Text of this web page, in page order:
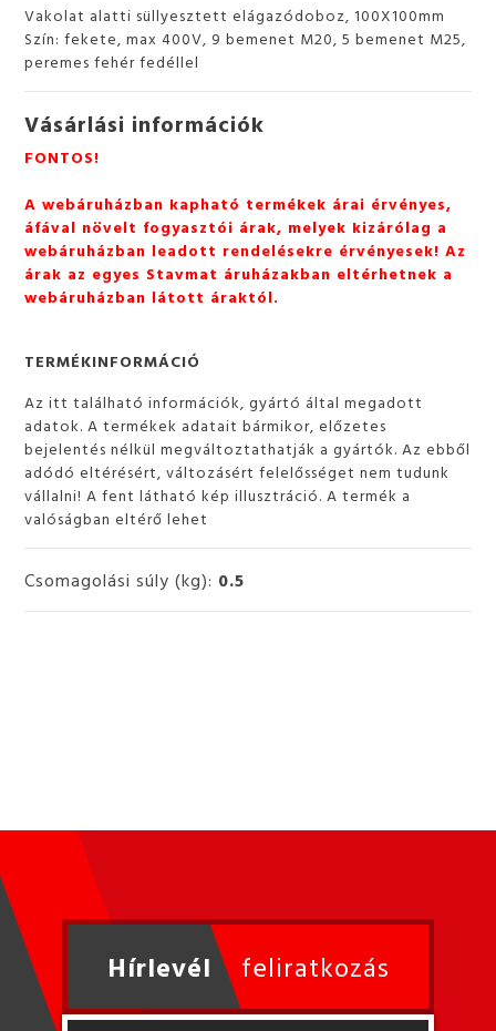
Vakolat alatti süllyesztett elágazódoboz, 100X100mm
Szín: fekete, max 400V, 9 bemenet M20, 5 bemenet M25,
peremes fehér fedéllel
Vásárlási információk
FONTOS!
A webáruházban kapható termékek árai érvényes,
áfával növelt fogyasztói árak, melyek kizárólag a
webáruházban leadott rendelésekre érvényesek! Az
árak az egyes Stavmat áruházakban eltérhetnek a
webáruházban látott áraktól.
TERMÉKINFORMÁCIÓ
Az itt található információk, gyártó által megadott
adatok. A termékek adatait bármikor, előzetes
bejelentés nélkül megváltoztathatják a gyártók. Az ebből
adódó eltérésért, változásért felelősséget nem tudunk
vállalni! A fent látható kép illusztráció. A termék a
valóságban eltérő lehet
Csomagolási súly (kg): 0.5
Hírlevél feliratkozás